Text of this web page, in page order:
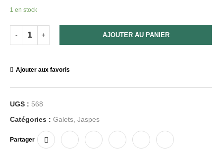
1 en stock
AJOUTER AU PANIER
Ajouter aux favoris
UGS : 568
Catégories : Galets Jaspes
Partager